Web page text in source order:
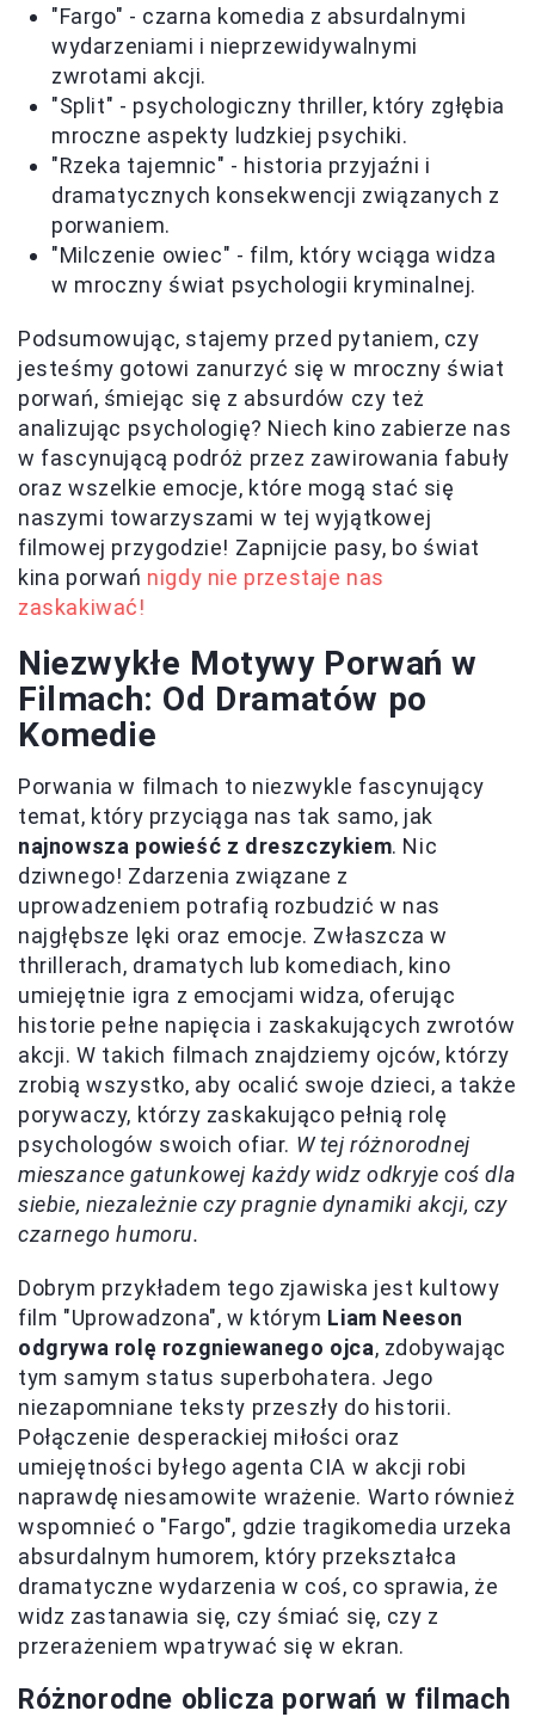
"Fargo" - czarna komedia z absurdalnymi
wydarzeniami i nieprzewidywalnymi
zwrotami akcji.
"Split" - psychologiczny thriller, który zgłębia
mroczne aspekty ludzkiej psychiki.
"Rzeka tajemnic" - historia przyjaźni i
dramatycznych konsekwencji związanych z
porwaniem.
"Milczenie owiec" - film, który wciąga widza
w mroczny świat psychologii kryminalnej.
Podsumowując, stajemy przed pytaniem, czy
jesteśmy gotowi zanurzyć się w mroczny świat
porwań, śmiejąc się z absurdów czy też
analizując psychologię? Niech kino zabierze nas
w fascynującą podróż przez zawirowania fabuły
oraz wszelkie emocje, które mogą stać się
naszymi towarzyszami w tej wyjątkowej
filmowej przygodzie! Zapnijcie pasy, bo świat
kina porwań nigdy nie przestaje nas
zaskakiwać!
Niezwykłe Motywy Porwań w
Filmach: Od Dramatów po
Komedie
Porwania w filmach to niezwykle fascynujący
temat, który przyciąga nas tak samo, jak
najnowsza powieść z dreszczykiem. Nic
dziwnego! Zdarzenia związane z
uprowadzeniem potrafią rozbudzić w nas
najgłębsze lęki oraz emocje. Zwłaszcza w
thrillerach, dramatych lub komediach, kino
umiejętnie igra z emocjami widza, oferując
historie pełne napięcia i zaskakujących zwrotów
akcji. W takich filmach znajdziemy ojców, którzy
zrobią wszystko, aby ocalić swoje dzieci, a także
porywaczy, którzy zaskakująco pełnią rolę
psychologów swoich ofiar. W tej różnorodnej
mieszance gatunkowej każdy widz odkryje coś dla
siebie, niezależnie czy pragnie dynamiki akcji, czy
czarnego humoru.
Dobrym przykładem tego zjawiska jest kultowy
film "Uprowadzona", w którym Liam Neeson
odgrywa rolę rozgniewanego ojca, zdobywając
tym samym status superbohatera. Jego
niezapomniane teksty przeszły do historii.
Połączenie desperackiej miłości oraz
umiejętności byłego agenta CIA w akcji robi
naprawdę niesamowite wrażenie. Warto również
wspomnieć o "Fargo", gdzie tragikomedia urzeka
absurdalnym humorem, który przekształca
dramatyczne wydarzenia w coś, co sprawia, że
widz zastanawia się, czy śmiać się, czy z
przerażeniem wpatrywać się w ekran.
Różnorodne oblicza porwań w filmach